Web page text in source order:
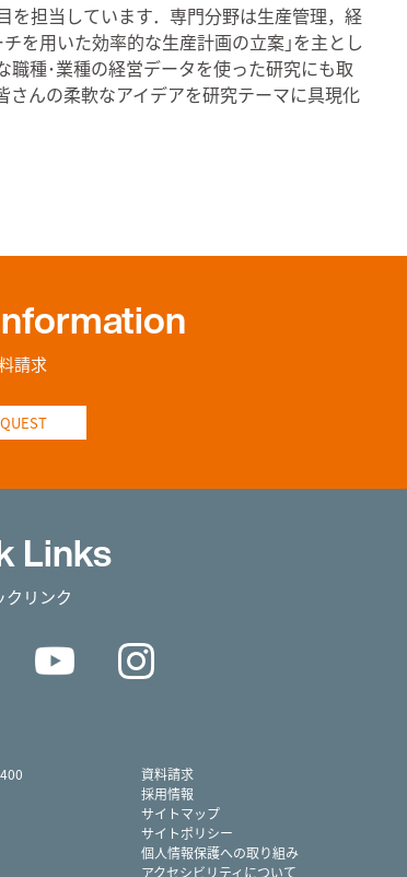
を担当しています．専門分野は生産管理，経
を用いた効率的な生産計画の立案｣を主とし
種･業種の経営データを使った研究にも取
さんの柔軟なアイデアを研究テーマに具現化
請求
Links
クリンク
FacebookYouTube
資料請求
採用情報
サイトマップ
サイトポリシー
個人情報保護への取り組み
アクセシビリティについて